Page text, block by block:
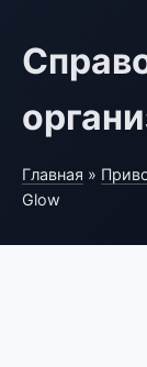
Главная »
Glow